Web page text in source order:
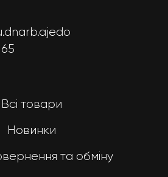
Всі товари
Новинки
та обміну